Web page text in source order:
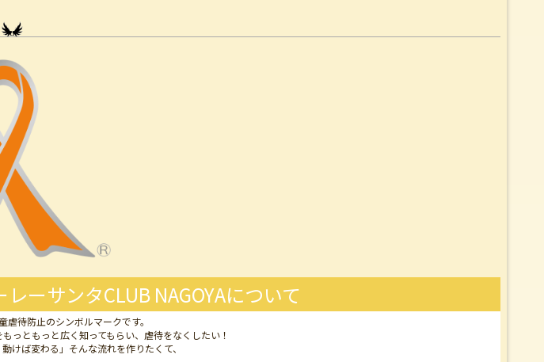
ーサンタCLUB NAGOYAについて
虐待防止のシンボルマークです。
っともっと広く知ってもらい、虐待をなくしたい！
けば変わる」そんな流れを作りたくて、